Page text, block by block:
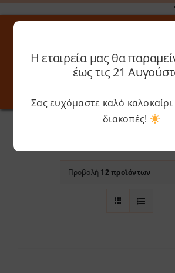
Μετάβαση
στο
Αναζήτηση
Toggle
Online 3D Printing
Outlet
Shop
Λογαριασμός
Προβολή 12 προϊόντων
Η εταιρεία μας θα
έως τις 21
Σας ευχόμαστε καλό
διακοπές!